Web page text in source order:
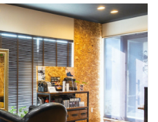
印象を与えることができ
ます。 自分の好みを反
映: 染髪はファッション
や個々の好みを表現する
方法でもあります。 好き
な髪色やスタイルで自分
を表現し ...